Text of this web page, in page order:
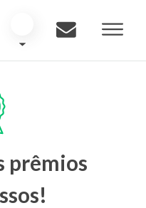
prêmios